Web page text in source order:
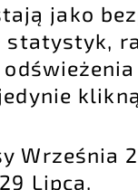
jako
Września
Lipca.